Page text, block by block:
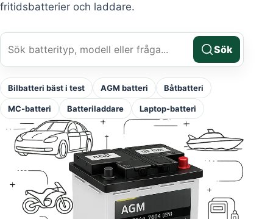
fritidsbatterier och laddare.
Sök batterityp, modell eller fråga
Sök
Bilbatteri bäst i test AGM batteri Båtbatteri
MC-batteri Batteriladdare Laptop-batteri